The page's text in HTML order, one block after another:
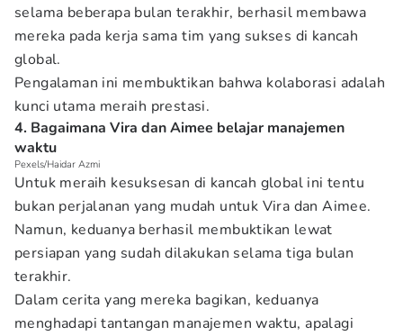
selama beberapa bulan terakhir, berhasil membawa
mereka pada kerja sama tim yang sukses di kancah
global.
Pengalaman ini membuktikan bahwa kolaborasi adalah
kunci utama meraih prestasi.
4. Bagaimana Vira dan Aimee belajar manajemen
waktu
Pexels/Haidar Azmi
Untuk meraih kesuksesan di kancah global ini tentu
bukan perjalanan yang mudah untuk Vira dan Aimee.
Namun, keduanya berhasil membuktikan lewat
persiapan yang sudah dilakukan selama tiga bulan
terakhir.
Dalam cerita yang mereka bagikan, keduanya
menghadapi tantangan manajemen waktu, apalagi